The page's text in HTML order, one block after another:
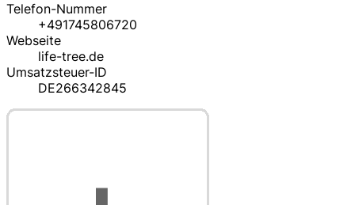
Telefon-Nummer
+491745806720
Webseite
life-tree.de
Umsatzsteuer-ID
DE266342845